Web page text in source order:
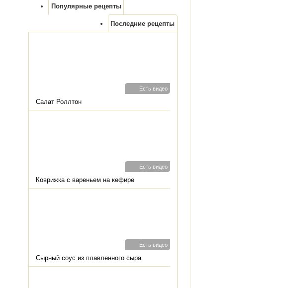
Популярные рецепты
Последние рецепты
Есть видео
Салат Роллтон
Есть видео
Коврижка с вареньем на кефире
Есть видео
Сырный соус из плавленного сыра